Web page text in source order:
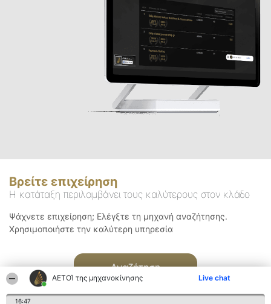
ΑΕΤΟΊ της μηχανοκίνησης Live chat
16:47
Βρείτε επιχείρηση
Η κατάταξη περιλαμβάνει τους καλύτερους στον κλάδο
Ψάχνετε επιχείρηση; Ελέγξτε τη μηχανή αναζήτησης.
Χρησιμοποιήστε την καλύτερη υπηρεσία
Αναζήτηση